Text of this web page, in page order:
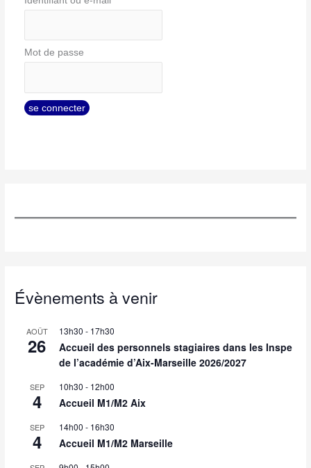
Mot de passe
Évènements à venir
AOÛT
26
13h30 - 17h30
Accueil des personnels stagiaires dans les Inspe
de l’académie d’Aix-Marseille 2026/2027
SEP
4
10h30 - 12h00
Accueil M1/M2 Aix
SEP
4
14h00 - 16h30
Accueil M1/M2 Marseille